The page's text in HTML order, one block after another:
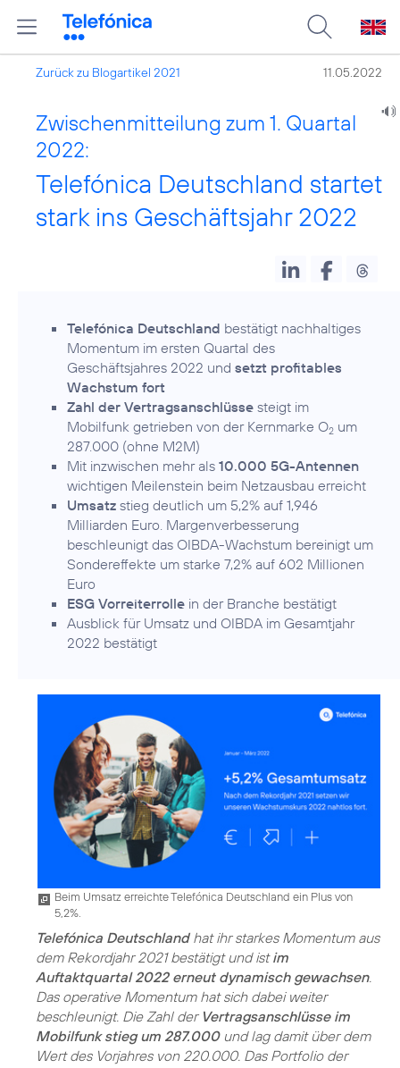
Zurück zu Blogartikel 2021 11.05.2022
Zwischenmitteilung zum 1. Quartal
2022:
Telefónica Deutschland startet
stark ins Geschäftsjahr 2022
Telefónica Deutschland bestätigt nachhaltiges
Momentum im ersten Quartal des
Geschäftsjahres 2022 und setzt profitables
Wachstum fort
Zahl der Vertragsanschlüsse steigt im
Mobilfunk getrieben von der Kernmarke O2 um
287.000 (ohne M2M)
Mit inzwischen mehr als 10.000 5G-Antennen
wichtigen Meilenstein beim Netzausbau erreicht
Umsatz stieg deutlich um 5,2% auf 1,946
Milliarden Euro. Margenverbesserung
beschleunigt das OIBDA-Wachstum bereinigt um
Sondereffekte um starke 7,2% auf 602 Millionen
Euro
ESG Vorreiterrolle in der Branche bestätigt
Ausblick für Umsatz und OIBDA im Gesamtjahr
2022 bestätigt
Beim Umsatz erreichte Telefónica Deutschland ein Plus von
5,2%.
Telefónica Deutschlandhat ihr starkes Momentum aus
dem Rekordjahr 2021 bestätigt und istim
Auftaktquartal 2022 erneut dynamisch gewachsen.
Das operative Momentum hat sich dabei weiter
beschleunigt. Die Zahl der Vertragsanschlüsse im
Mobilfunk stieg um 287.000und lag damit über dem
Wert des Vorjahres von 220.000. Das Portfolio der